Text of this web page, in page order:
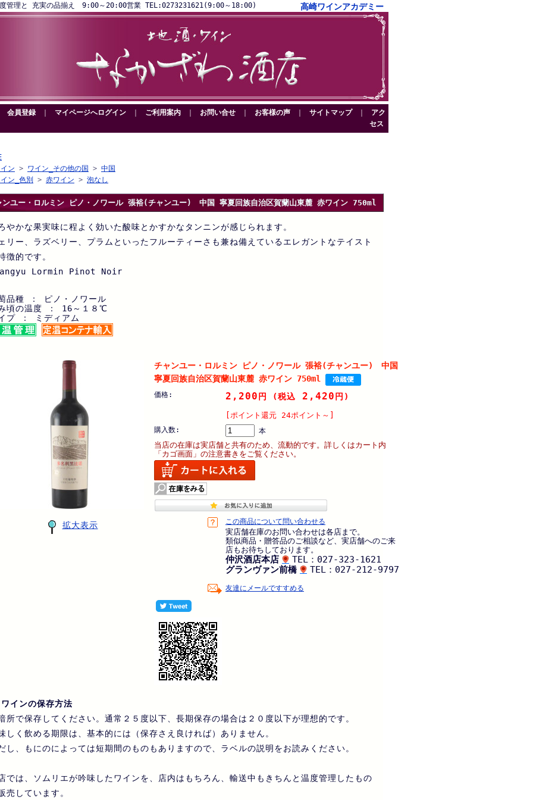
管理と 充実の品揃え 9:00～20:00営業 TEL:0273231621(9:00～18:00) 高崎ワインアカデミー
会員登録 マイページへログイン ご利用案内 お問い合せ お客様の声 サイトマップ
アク
セス
ン > ワイン_その他の国 > 中国
ン_色別
> 赤ワイン > 泡なし
ンユー・ロルミン ピノ・ノワール 張裕(チャンユー) 中国 寧夏回族自治区賀蘭山東麓 赤ワイン 750ml
やかな果実味に程よく効いた酸味とかすかなタンニンが感じられます。
リー、ラズベリー、プラムといったフルーティーさも兼ね備えているエレガントなテイスト
徴的です。
Lormin Pinot Noir
品種 ： ピノ・ノワール
頃の温度 ： 16～１８℃
プ ： ミディアム
拡大表示
チャンユー・ロルミン ピノ・ノワール 張裕(チャンユー) 中国
寧夏回族自治区賀蘭山東麓 赤ワイン 750ml
価格: 2,200 円 (税込 2,420 円)
[ポイント還元 24ポイント～]
購入数: 本
当店の在庫は実店舗と共有のため、流動的です。詳しくはカート内
「カゴ画面」の注意書きをご覧ください。
この商品について問い合わせる
実店舗在庫のお問い合わせは各店まで。
類似商品・贈答品のご相談など、実店舗へのご来
店もお待ちしております。
仲沢酒店本店
TEL：027-323-1621
グランヴァン前橋
TEL：027-212-9797
友達にメールですすめる
ワインの保存方法
所で保存してください。通常２５度以下、長期保存の場合は２０度以下が理想的です。
しく飲める期限は、基本的には（保存さえ良ければ）ありません。
し、もにのによっては短期間のものもありますので、ラベルの説明をお読みください。
では、ソムリエが吟味したワインを、店内はもちろん、輸送中もきちんと温度管理したもの
売しています。